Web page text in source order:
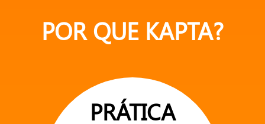
POR QUE KAPTA?
PRÁTICA